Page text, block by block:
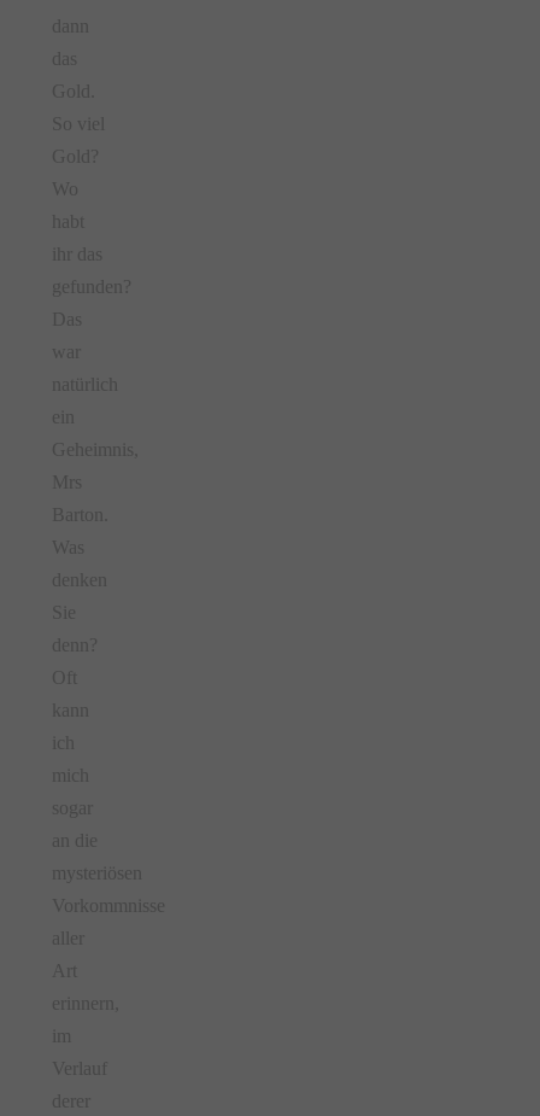
dann
das
Gold.
So viel
Gold?
Wo
habt
ihr das
gefunden?
Das
war
natürlich
ein
Geheimnis,
Mrs
Barton.
Was
denken
Sie
denn?
Oft
kann
ich
mich
sogar
an die
mysteriösen
Vorkommnisse
aller
Art
erinnern,
im
Verlauf
derer